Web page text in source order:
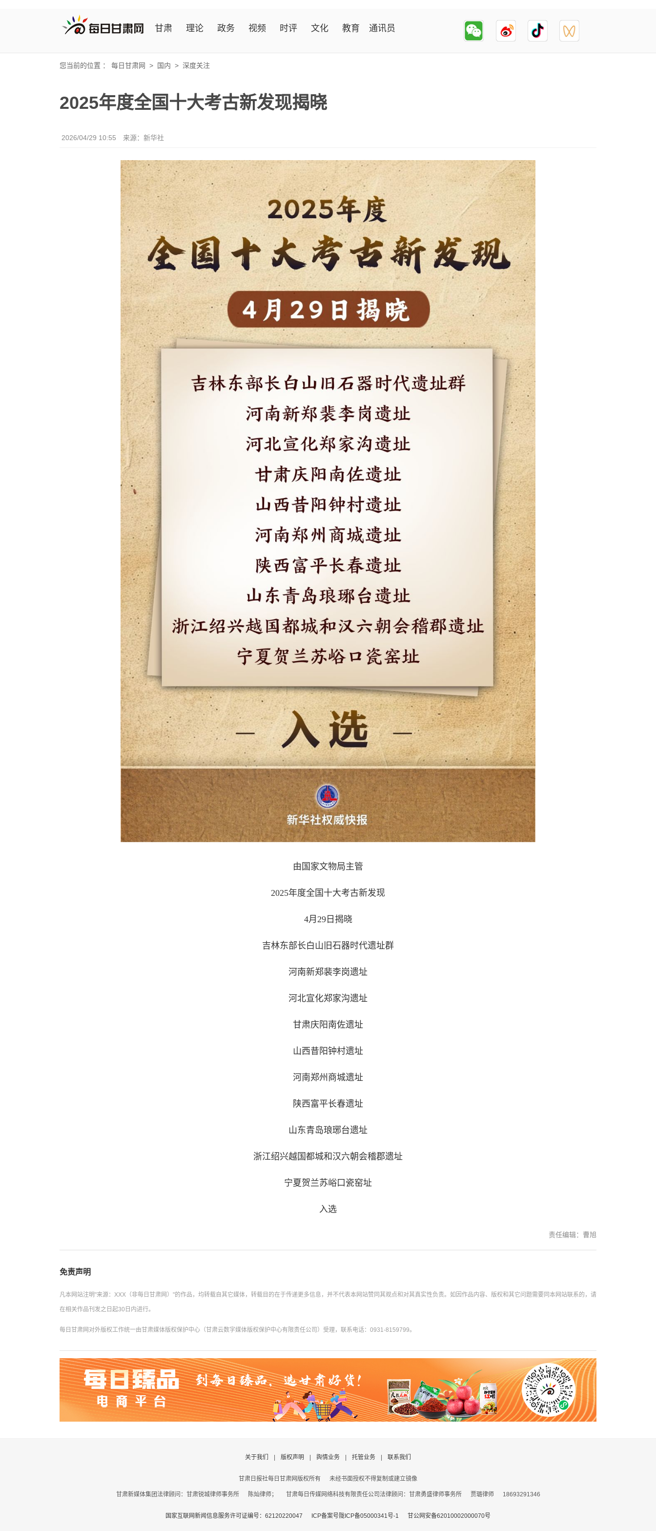
甘肃 理论 政务 视频 时评 文化 教育 通讯员
您当前的位置 ： 每日甘肃网 > 国内 > 深度关注
2025年度全国十大考古新发现揭晓
2026/04/29 10:55 来源：新华社
由国家文物局主管
2025年度全国十大考古新发现
4月29日揭晓
吉林东部长白山旧石器时代遗址群
河南新郑裴李岗遗址
河北宣化郑家沟遗址
甘肃庆阳南佐遗址
山西昔阳钟村遗址
河南郑州商城遗址
陕西富平长春遗址
山东青岛琅琊台遗址
浙江绍兴越国都城和汉六朝会稽郡遗址
宁夏贺兰苏峪口瓷窑址
入选
责任编辑：曹旭
免责声明
凡本网站注明"来源：XXX（非每日甘肃网）"的作品，均转载自其它媒体，转载目的在于传递更多信息，并不代表本网站赞同其观点和对其真实性负责。如因作品内容、版权和其它问题需要同本网站联系的，请
在相关作品刊发之日起30日内进行。
每日甘肃网对外版权工作统一由甘肃媒体版权保护中心（甘肃云数字媒体版权保护中心有限责任公司）受理，联系电话：0931-8159799。
关于我们 | 版权声明 | 舆情业务 | 托管业务 | 联系我们
甘肃日报社每日甘肃网版权所有 未经书面授权不得复制或建立镜像
甘肃新媒体集团法律顾问：甘肃锐城律师事务所 陈灿律师； 甘肃每日传媒网络科技有限责任公司法律顾问：甘肃勇盛律师事务所 贾璐律师 18693291346
国家互联网新闻信息服务许可证编号：62120220047 ICP备案号陇ICP备05000341号-1 甘公网安备62010002000070号